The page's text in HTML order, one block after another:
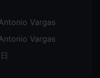
Vargas
Vargas